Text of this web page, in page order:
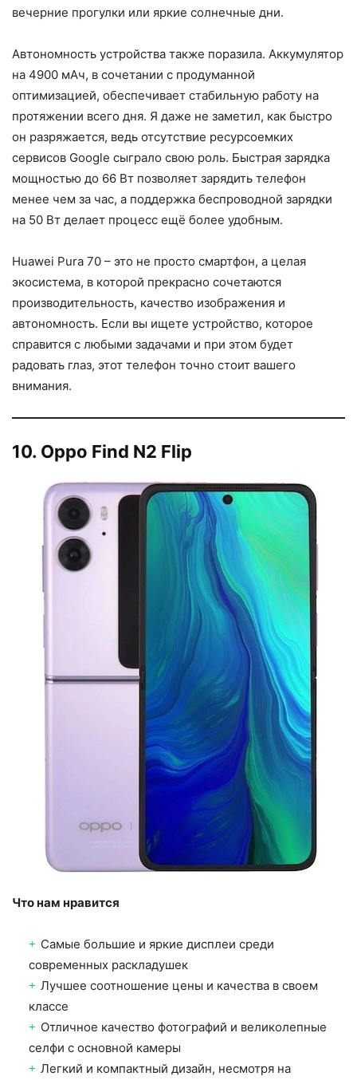
вечерние прогулки или яркие солнечные дни.
Автономность устройства также поразила. Аккумулятор
на 4900 мАч, в сочетании с продуманной
оптимизацией, обеспечивает стабильную работу на
протяжении всего дня. Я даже не заметил, как быстро
он разряжается, ведь отсутствие ресурсоемких
сервисов Google сыграло свою роль. Быстрая зарядка
мощностью до 66 Вт позволяет зарядить телефон
менее чем за час, а поддержка беспроводной зарядки
на 50 Вт делает процесс ещё более удобным.
Huawei Pura 70 – это не просто смартфон, а целая
экосистема, в которой прекрасно сочетаются
производительность, качество изображения и
автономность. Если вы ищете устройство, которое
справится с любыми задачами и при этом будет
радовать глаз, этот телефон точно стоит вашего
внимания.
10. Oppo Find N2 Flip
Что нам нравится
Самые большие и яркие дисплеи среди
современных раскладушек
Лучшее соотношение цены и качества в своем
классе
Отличное качество фотографий и великолепные
селфи с основной камеры
Легкий и компактный дизайн, несмотря на